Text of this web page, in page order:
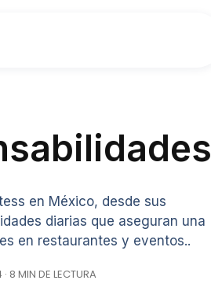
en México, desde sus
diarias que aseguran una
en restaurantes y eventos..
8 MIN DE LECTURA